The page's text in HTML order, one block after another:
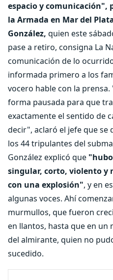
espacio y comunicación",
la Armada en Mar del
González, quien este
pase a retiro, consigna La
comunicación de lo
informada primero a los
vocero hable con la
forma pausada para que
exactamente el sentido de
decir", aclaró el jefe que se
los 44 tripulantes del
González explicó que
singular, corto, violento y
con una explosión", y en
algunas voces. Ahí
murmullos, que fueron
en llantos, hasta que en un
del almirante, quien no
sucedido.